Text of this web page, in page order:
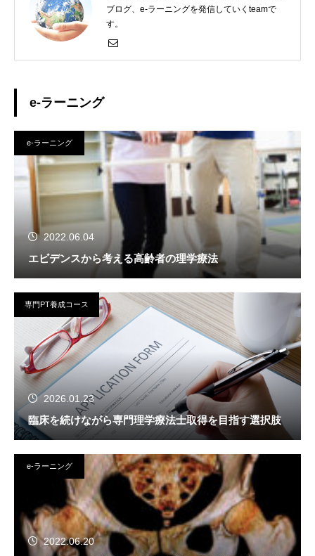
ブログ、e-ラーニングを発信していくteamで
す。
e-ラーニング
e-ラーニング
2022.06.04
エビデンスから考える高齢者の理学療法
専門PT養成コース
2026.01.23
臨床を続けながら専門理学療法士取得を目指す選択肢
e-ラーニング
2022.06.20